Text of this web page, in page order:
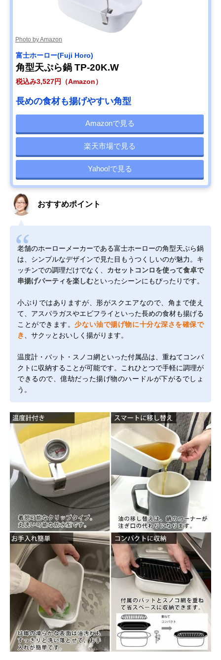
Photo by Amazon
‎富士ホーロー(Fuji Horo)
角型天ぷら鍋 TP-20K.W
税込み3,527円（Amazon）
長めの食材も揚げやすい角型
Amazonで見る
楽天市場で見る
Yahoo!で見る
おすすめポイント
老舗のホーローメーカーである富士ホーローの角型天ぷら鍋
は、シンプルなデザインで見た目もうつくしいのが魅力。キ
ッチンでの調理だけでなく、 カセットコンロを使って食卓で
串揚げパーティを楽しむといったシーンにもぴったりです。
小ぶりではありますが、形がスクエアなので、角まで使え
て、アスパラガスやエビフライといった長めの食材も揚げる
ことができます。少ない油で揚げ物に十分な深さを確保で
き
、サクッとおいしく揚がります。
温度計・バット・スノコ網といった付属品は、重ねてコンパ
クトに収納することが可能です。これひとつで手軽に調理が
できるので、億劫だった揚げ物のハードルが下がるでしょ
う。